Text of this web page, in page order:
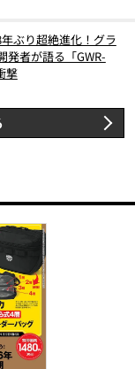
年ぶり超絶進化！グラ
発者が語る「GWR-
撃